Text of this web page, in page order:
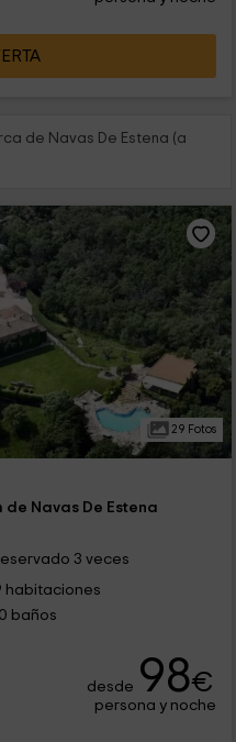
de Navas De Estena (a
29 Fotos
Navas De Estena
3 veces
habitaciones
baños
desde 98€
persona y noche